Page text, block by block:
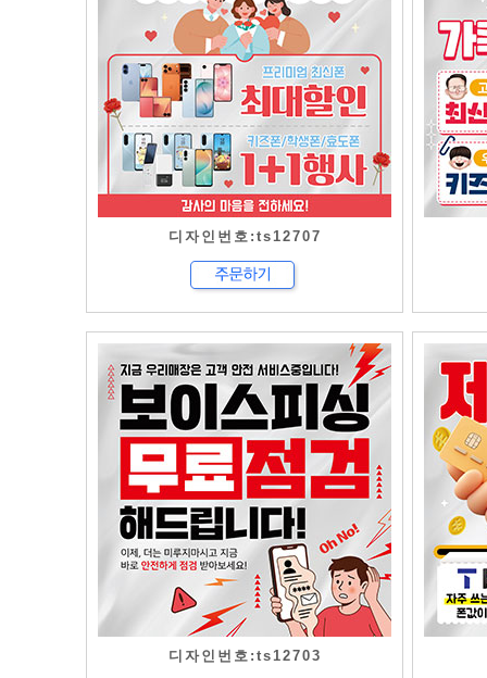
디자인번호:ts12707
디자인번호:ts12703